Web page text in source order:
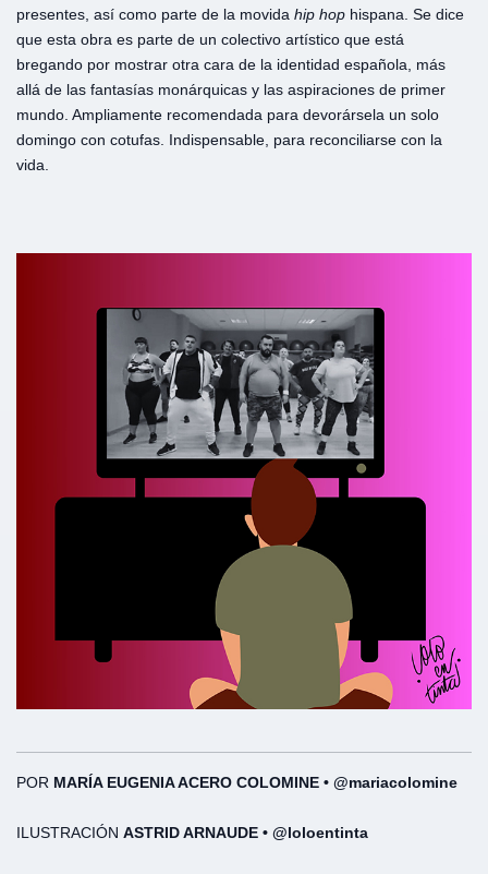
presentes, así como parte de la movida hip hop hispana. Se dice
que esta obra es parte de un colectivo artístico que está
bregando por mostrar otra cara de la identidad española, más
allá de las fantasías monárquicas y las aspiraciones de primer
mundo. Ampliamente recomendada para devorársela un solo
domingo con cotufas. Indispensable, para reconciliarse con la
vida.
POR MARÍA EUGENIA ACERO COLOMINE • @mariacolomine
ILUSTRACIÓN ASTRID ARNAUDE • @loloentinta